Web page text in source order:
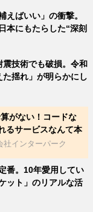
えばいい」の衝撃。
本にもたらした“深刻
震技術でも破損。令和
揺れ」が明らかにし
がない！コードな
るサービスなんて本
社インターパーク
番。10年愛用してい
ット」のリアルな活